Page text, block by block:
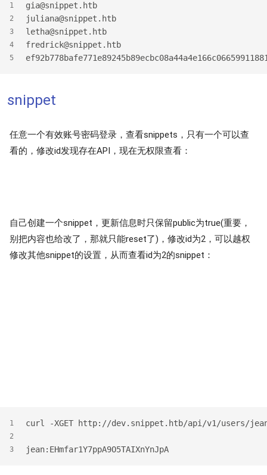
1
2
3
4
5
gia@snippet.htb
juliana@snippet.htb
letha@snippet.htb
fredrick@snippet.htb
snippet
任意一个有效账号密码登录，查看snippets，只有一个可以查
看的，修改id发现存在API，现在无权限查看：
自己创建一个snippet，更新信息时只保留public为true(重要，
别把内容也给改了，那就只能reset了)，修改id为2，可以越权
修改其他snippet的设置，从而查看id为2的snippet：
1
2
3
curl -XGET http://dev.snippet.htb/api/v1/users/jean/
jean:EHmfar1Y7ppA9O5TAIXnYnJpA